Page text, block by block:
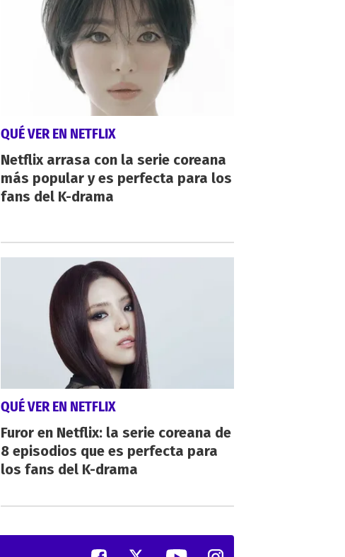
QUÉ VER EN NETFLIX
Netflix arrasa con la serie coreana
más popular y es perfecta para los
fans del K-drama
QUÉ VER EN NETFLIX
Furor en Netflix: la serie coreana de
8 episodios que es perfecta para
los fans del K-drama